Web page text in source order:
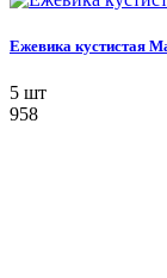
Ежевика кустистая
5 шт
958